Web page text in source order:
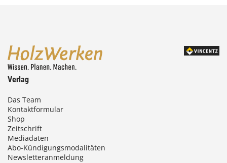
Verlag
Das Team
Kontaktformular
Shop
Zeitschrift
Mediadaten
Abo-Kündigungsmodalitäten
Newsletteranmeldung